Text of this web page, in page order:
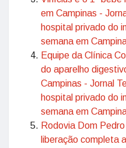
em Campinas -
hospital privado do
semana em
Equipe da Clínica
do aparelho
Campinas - Jornal
hospital privado do
semana em
Rodovia Dom
liberação completa